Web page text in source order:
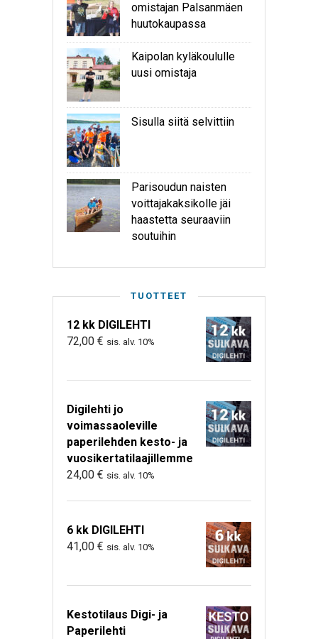
omistajan Palsanmäen
huutokaupassa
Kaipolan kyläkoululle
uusi omistaja
Sisulla siitä selvittiin
Parisoudun naisten
voittajakaksikolle jäi
haastetta seuraaviin
soutuihin
TUOTTEET
12 kk DIGILEHTI
72,00 € sis. alv. 10%
Digilehti jo
voimassaoleville
paperilehden kesto- ja
vuosikertatilaajillemme
24,00 € sis. alv. 10%
6 kk DIGILEHTI
41,00 € sis. alv. 10%
Kestotilaus Digi- ja
Paperilehti